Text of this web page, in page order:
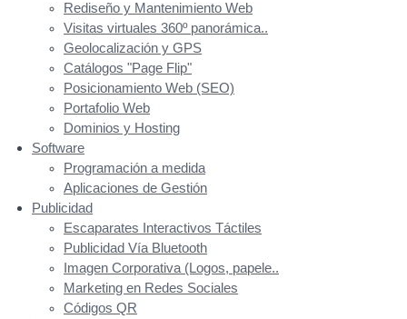
Rediseño y Mantenimiento Web
Visitas virtuales 360º panorámica..
Geolocalización y GPS
Catálogos "Page Flip"
Posicionamiento Web (SEO)
Portafolio Web
Dominios y Hosting
Software
Programación a medida
Aplicaciones de Gestión
Publicidad
Escaparates Interactivos Táctiles
Publicidad Vía Bluetooth
Imagen Corporativa (Logos, papele..
Marketing en Redes Sociales
Códigos QR